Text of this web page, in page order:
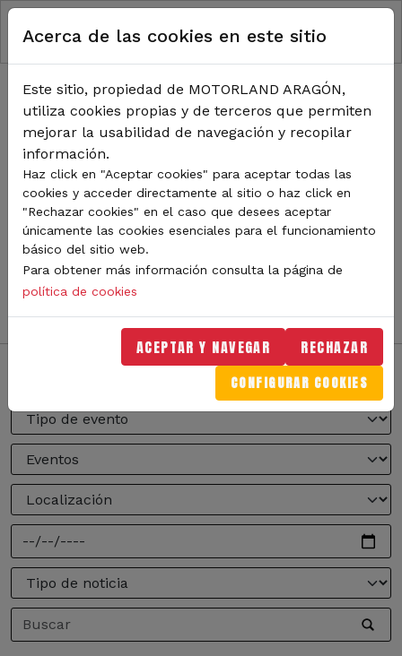
Pasar al contenido principal
RUTA DE NAVEGACIÓN
Inicio Noticias
TODA LA ACTUALIDAD DE
MOTORLAND
Sigue de cerca todas las novedades de MotorLand
Aragón. Aquí encontrarás noticias sobre eventos,
competiciones, pilotos, novedades del circuito y
mucho más. Filtra por categoría o tipo de contenido y
no te pierdas nada del mundo del motor.
Acerca de las cookies en este sitio
Este sitio, propiedad de MOTORLAND ARAGÓN,
utiliza cookies propias y de terceros que permiten
mejorar la usabilidad de navegación y recopilar
información.
Haz click en "Aceptar cookies" para aceptar todas las
cookies y acceder directamente al sitio o haz click en
"Rechazar cookies" en el caso que desees aceptar
únicamente las cookies esenciales para el funcionamiento
básico del sitio web.
Para obtener más información consulta la página de
política de cookies
ACEPTAR Y NAVEGAR RECHAZAR
CONFIGURAR COOKIES